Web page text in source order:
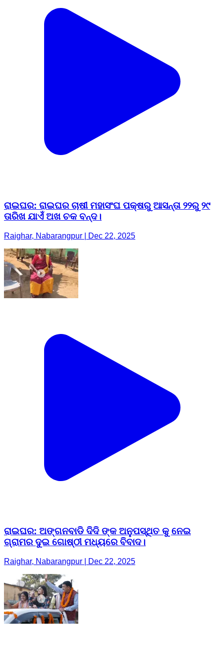
ରାଇଘର: ରାଇଘର ଚାଷୀ ମହାସଂଘ ପକ୍ଷରୁ ଆସନ୍ତା ୨୨ରୁ ୨୯
ତାରିଖ ଯାଏଁ ଅଖ ଚକ ବନ୍ଦ।
Raighar, Nabarangpur | Dec 22, 2025
ରାଇଘର: ଅଙ୍ଗନବାଡି ଦିଦି ଙ୍କ ଅନୁପସ୍ଥିତ କୁ ନେଇ
ଗ୍ରାମର ଦୁଇ ଗୋଷ୍ଠୀ ମଧ୍ୟରେ ବିବାଦ।
Raighar, Nabarangpur | Dec 22, 2025